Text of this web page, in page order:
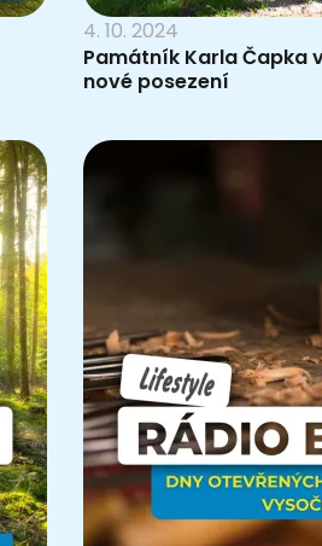
4. 10. 2024
Památník Karla Čapka
nové posezení